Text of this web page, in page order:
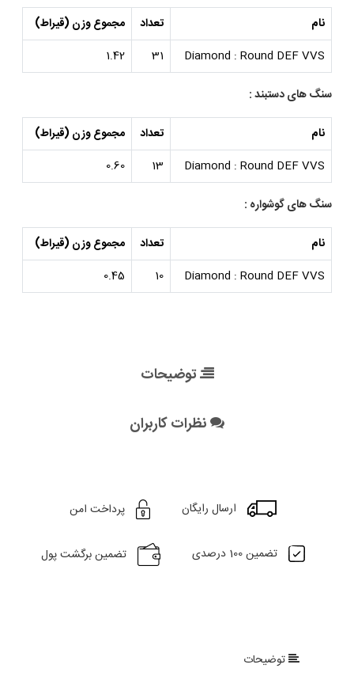
نام تعداد
مجموع وزن (قیراط)
Diamond : Round DEF VVS
31
1.42
سنگ های دستبند :
نام تعداد
مجموع وزن (قیراط)
Diamond : Round DEF VVS
13
0.60
سنگ های گوشواره :
نام تعداد
مجموع وزن (قیراط)
Diamond : Round DEF VVS
10
0.45
توضیحات
نظرات کاربران
ارسال رایگان پرداخت امن
تضمین 100 درصدی تضمین برگشت پول
توضیحات